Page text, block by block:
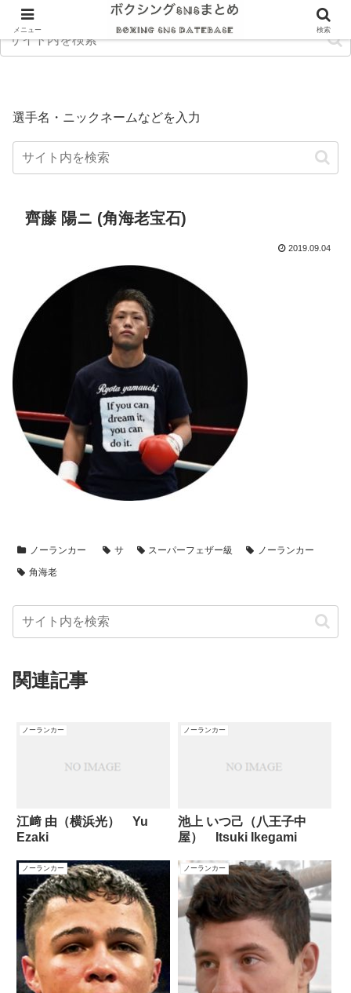
選手名・ニックネームなどを入力
齊藤 陽ニ (角海老宝石)
2019.09.04
ノーランカー サ スーパーフェザー級
ノーランカー
角海老
関連記事
ノーランカー
江﨑 由（横浜光） Yu
Ezaki
ノーランカー
池上 いつ己（八王子中
屋） Itsuki Ikegami
ノーランカー ノーランカー
メニュー 検索